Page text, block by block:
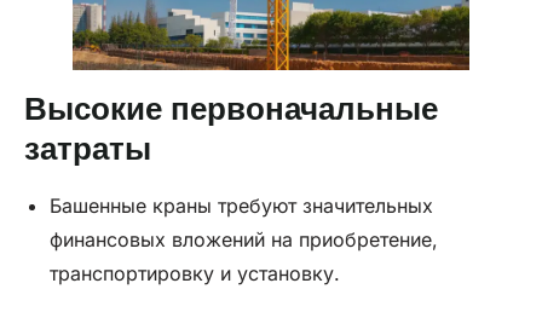
Высокие первоначальные
затраты
Башенные краны требуют значительных
финансовых вложений на приобретение,
транспортировку и установку.